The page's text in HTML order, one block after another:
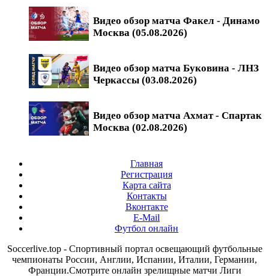
Видео обзор матча Факел - Динамо
Москва (05.08.2026)
Видео обзор матча Буковина - ЛНЗ
Черкассы (03.08.2026)
Видео обзор матча Ахмат - Спартак
Москва (02.08.2026)
Главная
Регистрация
Карта сайта
Контакты
Вконтакте
E-Mail
Футбол онлайн
Soccerlive.top - Спортивный портал освещающий футбольные
чемпионаты России, Англии, Испании, Италии, Германии,
Франции.Смотрите онлайн зрелищные матчи Лиги